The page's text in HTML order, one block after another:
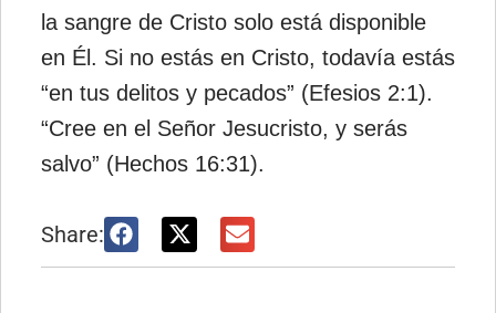
la sangre de Cristo solo está disponible
en Él. Si no estás en Cristo, todavía estás
“en tus delitos y pecados” (Efesios 2:1).
“Cree en el Señor Jesucristo, y serás
salvo” (Hechos 16:31).
Share: